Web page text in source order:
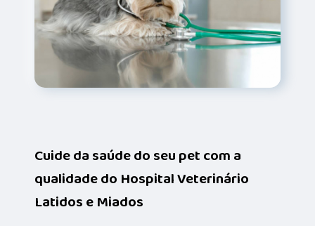
Cuide da saúde do seu pet com a
qualidade do Hospital Veterinário
Latidos e Miados